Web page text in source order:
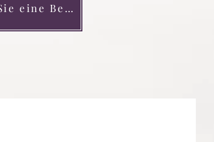
Buchen Sie eine Beratung